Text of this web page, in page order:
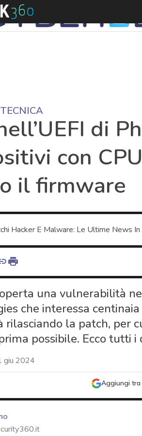
di
con
il firmware
Hacker E Malware: Le Ultime News
una vulnerabilità
che interessa
rilasciando la patch, per
possibile. Ecco tutti
giu 2024
Aggiungi tra